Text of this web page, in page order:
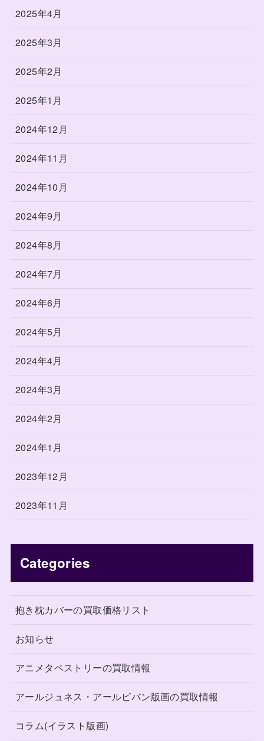
2025年4月
2025年3月
2025年2月
2025年1月
2024年12月
2024年11月
2024年10月
2024年9月
2024年8月
2024年7月
2024年6月
2024年5月
2024年4月
2024年3月
2024年2月
2024年1月
2023年12月
2023年11月
Categories
抱き枕カバーの買取価格リスト
お知らせ
アニメタペストリーの買取情報
アールジュネス・アールビバン版画の買取情報
コラム(イラスト版画)